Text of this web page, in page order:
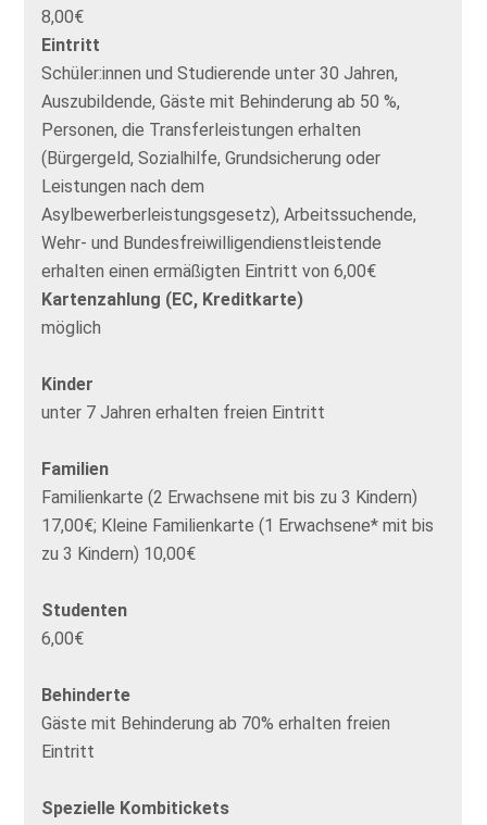
8,00€
Eintritt
Schüler:innen und Studierende unter 30 Jahren,
Auszubildende, Gäste mit Behinderung ab 50 %,
Personen, die Transferleistungen erhalten
(Bürgergeld, Sozialhilfe, Grundsicherung oder
Leistungen nach dem
Asylbewerberleistungsgesetz), Arbeitssuchende,
Wehr- und Bundesfreiwilligendienstleistende
erhalten einen ermäßigten Eintritt von 6,00€
Kartenzahlung (EC, Kreditkarte)
möglich
Kinder
unter 7 Jahren erhalten freien Eintritt
Familien
Familienkarte (2 Erwachsene mit bis zu 3 Kindern)
17,00€; Kleine Familienkarte (1 Erwachsene* mit bis
zu 3 Kindern) 10,00€
Studenten
6,00€
Behinderte
Gäste mit Behinderung ab 70% erhalten freien
Eintritt
Spezielle Kombitickets